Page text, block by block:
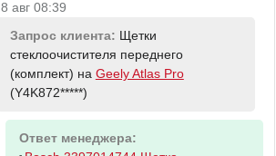
8 авг 08:39
Запрос клиента:
Щетки
стеклоочистителя переднего
(комплект) на Geely Atlas Pro
(Y4K872*****)
Ответ менеджера: